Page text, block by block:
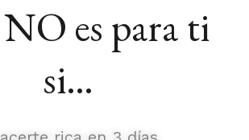
es para ti
si…